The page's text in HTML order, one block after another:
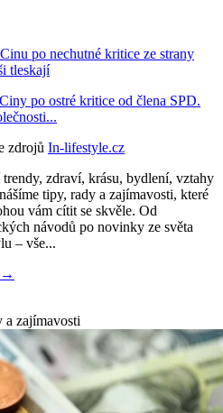
po nechutné kritice ze strany
tleskají
po ostré kritice od člena SPD.
zdrojů In-lifestyle.cz
zdraví, krásu, bydlení, vztahy
tipy, rady a zajímavosti, které
vám cítit se skvěle. Od
návodů po novinky ze světa
– vše...
→
a zajímavosti